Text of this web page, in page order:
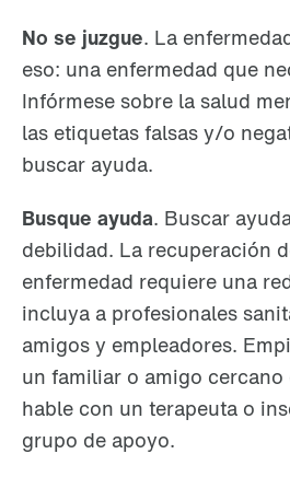
No se juzgue. La
eso: una enfermedad que
Infórmese sobre la salud
las etiquetas falsas y/o
buscar ayuda.
Busque ayuda. Buscar
debilidad. La recuperación
enfermedad requiere una
incluya a profesionales
amigos y empleadores.
un familiar o amigo
hable con un terapeuta o
grupo de apoyo.